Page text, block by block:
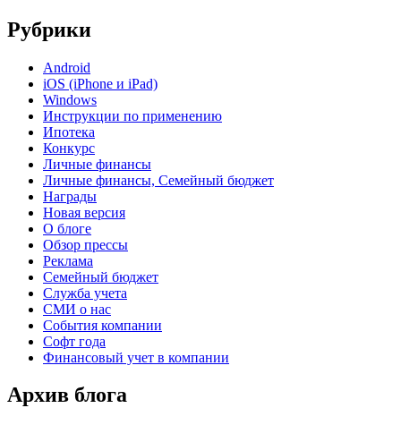
Рубрики
Android
iOS (iPhone и iPad)
Windows
Инструкции по применению
Ипотека
Конкурс
Личные финансы
Личные финансы, Семейный бюджет
Награды
Новая версия
О блоге
Обзор прессы
Реклама
Семейный бюджет
Служба учета
СМИ о нас
События компании
Софт года
Финансовый учет в компании
Архив блога